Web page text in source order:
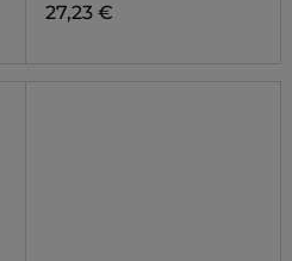
27,23 €